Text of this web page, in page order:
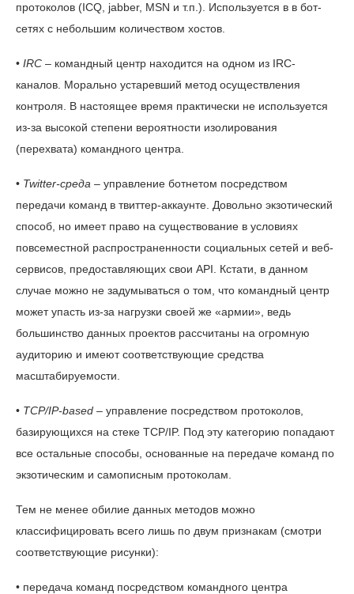
протоколов (ICQ, jabber, MSN и т.п.). Используется в в бот-
сетях с небольшим количеством хостов.
• IRC – командный центр находится на одном из IRC-
каналов. Морально устаревший метод осуществления
контроля. В настоящее время практически не используется
из-за высокой степени вероятности изолирования
(перехвата) командного центра.
• Twitter-среда – управление ботнетом посредством
передачи команд в твиттер-аккаунте. Довольно экзотический
способ, но имеет право на существование в условиях
повсеместной распространенности социальных сетей и веб-
сервисов, предоставляющих свои API. Кстати, в данном
случае можно не задумываться о том, что командный центр
может упасть из-за нагрузки своей же «армии», ведь
большинство данных проектов рассчитаны на огромную
аудиторию и имеют соответствующие средства
масштабируемости.
• TCP/IP-based – управление посредством протоколов,
базирующихся на стеке TCP/IP. Под эту категорию попадают
все остальные способы, основанные на передаче команд по
экзотическим и самописным протоколам.
Тем не менее обилие данных методов можно
классифицировать всего лишь по двум признакам (смотри
соответствующие рисунки):
• передача команд посредством командного центра